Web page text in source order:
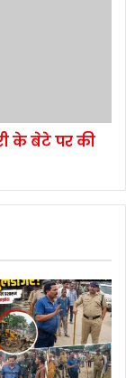
के बेटे पर की